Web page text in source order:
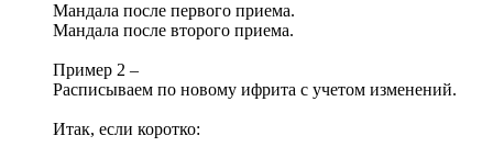
Мандала после первого приема.
Мандала после второго приема.
Пример 2 –
Расписываем по новому ифрита с учетом изменений.
Итак, если коротко: